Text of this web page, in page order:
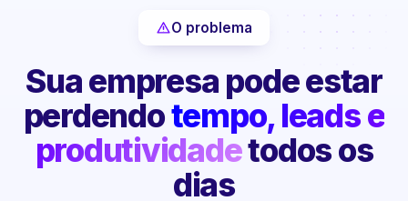
O problema
Sua empresa pode estar
perdendotempo, leads e
produtividadetodos os
dias